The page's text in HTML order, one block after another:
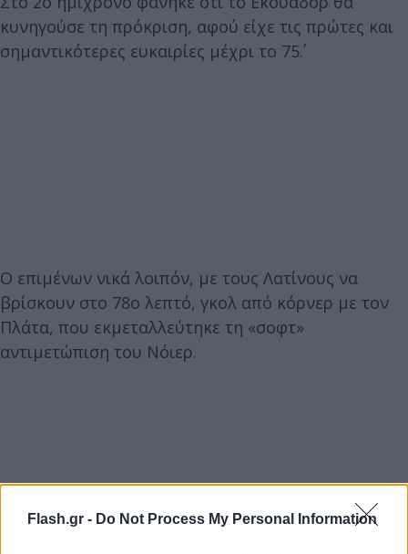
Flash.gr - Do Not Process My Personal Information
κυνηγούσε τη πρόκριση, αφού είχε τις πρώτες και
σημαντικότερες ευκαιρίες μέχρι το 75΄.
Ο επιμένων νικά λοιπόν, με τους Λατίνους να
βρίσκουν στο 78ο λεπτό, γκολ από κόρνερ με τον
Πλάτα, που εκμεταλλεύτηκε τη «σοφτ»
αντιμετώπιση του Νόιερ.